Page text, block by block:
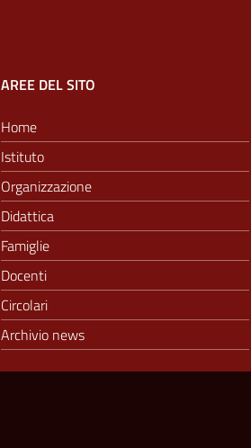
AREE DEL SITO
Home
Istituto
Organizzazione
Didattica
Famiglie
Docenti
Circolari
Archivio news